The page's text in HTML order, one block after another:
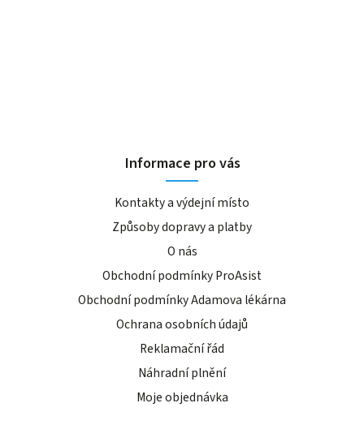
Informace pro vás
Kontakty a výdejní místo
Způsoby dopravy a platby
O nás
Obchodní podmínky ProAsist
Obchodní podmínky Adamova lékárna
Ochrana osobních údajů
Reklamační řád
Náhradní plnění
Moje objednávka